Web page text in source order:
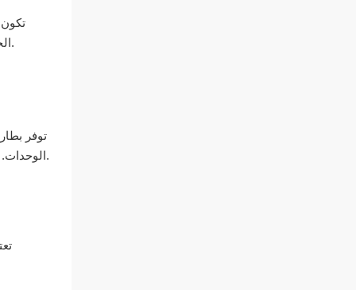
تكون
الحجم. على الرغم من أن بطاريات الليثيوم المثبتة على الأرض أكثر تكلفة، إلا أنها توفر سعة تخزين أعلى ومناسبة للتطبيقات التجارية والصناعية.
توفر
الوحدات. تعد بطاريات الليثيوم المثبتة على الأرض، بحجمها الأكبر، أكثر ملاءمة للتطبيقات واسعة النطاق التي تتطلب سعة تخزين أعلى وقابلية للتوسعة.